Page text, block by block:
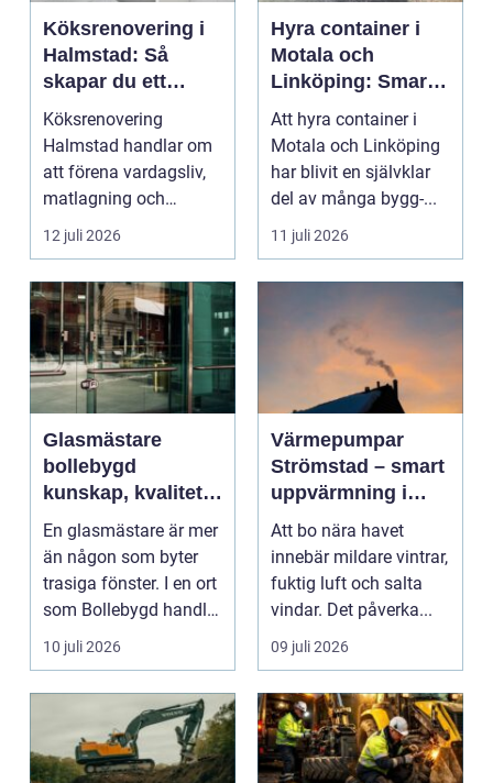
Köksrenovering i
Halmstad: Så
skapar du ett
funktionellt och
trivsamt kök
Köksrenovering
Halmstad handlar om
att förena vardagsliv,
matlagning och
umgänge i et...
12 juli 2026
Hyra container i
Motala och
Linköping: Smart
avfallshantering
för projekt i alla
storlekar
Att hyra container i
Motala och Linköping
har blivit en självklar
del av många bygg-...
11 juli 2026
Glasmästare
bollebygd
kunskap, kvalitet
och smarta
glaslösningar
En glasmästare är mer
än någon som byter
trasiga fönster. I en ort
som Bollebygd handlar
yrket lika ...
10 juli 2026
Värmepumpar
Strömstad – smart
uppvärmning i
kustklimat
Att bo nära havet
innebär mildare vintrar,
fuktig luft och salta
vindar. Det påverka...
09 juli 2026